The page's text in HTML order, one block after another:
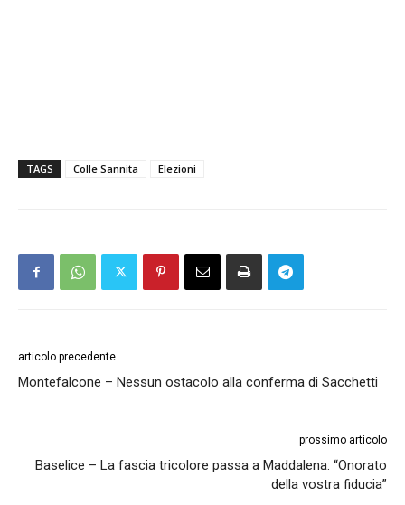
TAGS Colle Sannita Elezioni
articolo precedente
Montefalcone – Nessun ostacolo alla conferma di Sacchetti
prossimo articolo
Baselice – La fascia tricolore passa a Maddalena: “Onorato
della vostra fiducia”